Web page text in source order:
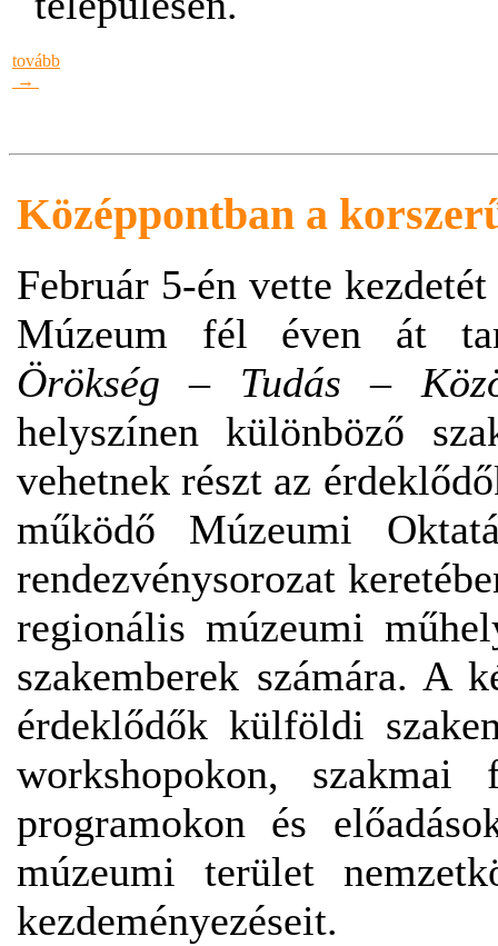
tovább
→
Középpontban a
Február 5-én vette
Múzeum fél éven át
Örökség – Tudás –
helyszínen különböző
vehetnek részt az
működő Múzeumi
rendezvénysorozat
regionális múzeumi
szakemberek számára. A
érdeklődők külföldi
workshopokon, szakmai
programokon és
múzeumi terület
kezdeményezéseit.